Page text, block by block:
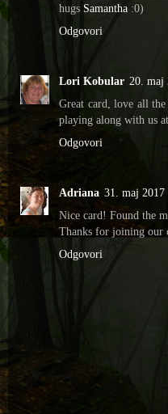
hugs Samantha :0)
Odgovori
Lori Kobular 20. maj
Great card, love all
playing along with us
Odgovori
Adriana 31. maj 2017
Nice card! Found the
Thanks for joining our
Odgovori